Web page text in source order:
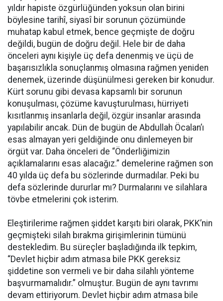
yıldır hapiste özgürlüğünden yoksun olan birini
böylesine tarihî, siyasî bir sorunun çözümünde
muhatap kabul etmek, bence geçmişte de doğru
değildi, bugün de doğru değil. Hele bir de daha
önceleri aynı kişiyle üç defa denenmiş ve üçü de
başarısızlıkla sonuçlanmış olmasına rağmen yeniden
denemek, üzerinde düşünülmesi gereken bir konudur.
Kürt sorunu gibi devasa kapsamlı bir sorunun
konuşulması, çözüme kavuşturulması, hürriyeti
kısıtlanmış insanlarla değil, özgür insanlar arasında
yapılabilir ancak. Dün de bugün de Abdullah Öcalan’ı
esas almayan yeri geldiğinde onu dinlemeyen bir
örgüt var. Daha önceleri de “Önderliğimizin
açıklamalarını esas alacağız.” demelerine rağmen son
40 yılda üç defa bu sözlerinde durmadılar. Peki bu
defa sözlerinde dururlar mı? Durmalarını ve silahlara
tövbe etmelerini çok isterim.
Eleştirilerime rağmen şiddet karşıtı biri olarak, PKK’nin
geçmişteki silah bırakma girişimlerinin tümünü
destekledim. Bu süreçler başladığında ilk tepkim,
“Devlet hiçbir adım atmasa bile PKK gereksiz
şiddetine son vermeli ve bir daha silahlı yönteme
başvurmamalıdır.” olmuştur. Bugün de aynı tavrımı
devam ettiriyorum. Devlet hiçbir adım atmasa bile